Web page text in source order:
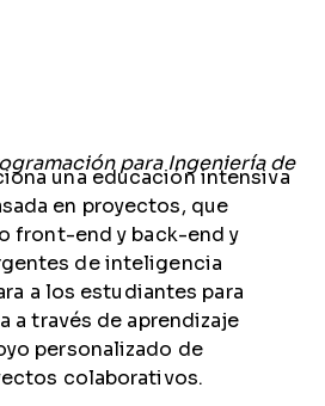
una educación intensiva
en proyectos, que
front-end y back-end y
de inteligencia
a los estudiantes para
a través de aprendizaje
personalizado de
colaborativos.